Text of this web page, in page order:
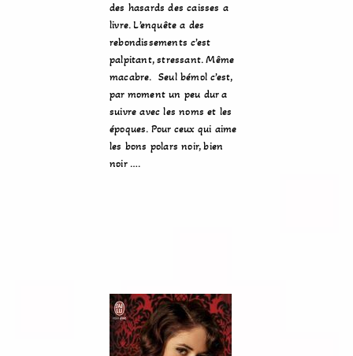
des hasards des caisses a
livre. L’enquête a des
rebondissements c’est
palpitant, stressant. Même
macabre. Seul bémol c’est,
par moment un peu dur a
suivre avec les noms et les
époques. Pour ceux qui aime
les bons polars noir, bien
noir ….